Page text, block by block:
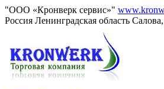
"ООО «Кронверк сервис»"
Россия Ленинградская область